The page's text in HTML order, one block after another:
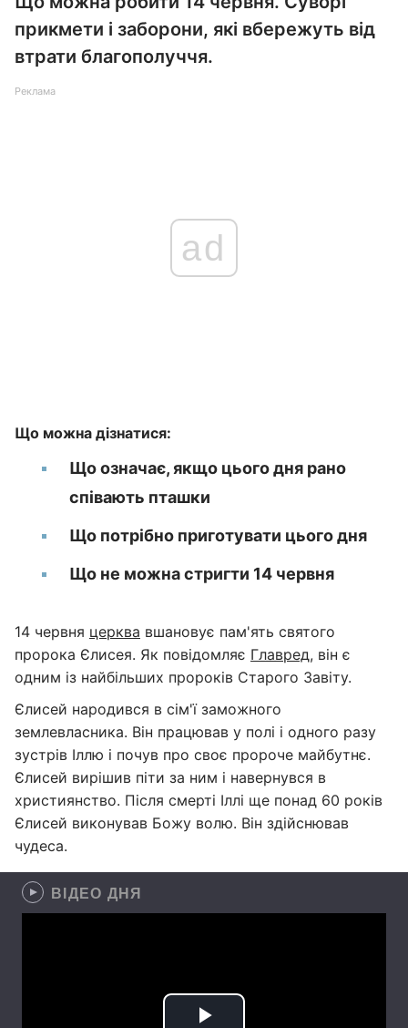
прикмети і заборони, які вбережуть від
втрати благополуччя.
Реклама
ad
Що можна дізнатися:
Що означає, якщо цього дня рано
співають пташки
Що потрібно приготувати цього дня
Що не можна стригти 14 червня
14 червня церква вшановує пам'ять святого
пророка Єлисея. Як повідомляє Главред, він є
одним із найбільших пророків Старого Завіту.
Єлисей народився в сім'ї заможного
землевласника. Він працював у полі і одного разу
зустрів Іллю і почув про своє пророче майбутнє.
Єлисей вирішив піти за ним і навернувся в
християнство. Після смерті Іллі ще понад 60 років
Єлисей виконував Божу волю. Він здійснював
чудеса.
ВІДЕО ДНЯ